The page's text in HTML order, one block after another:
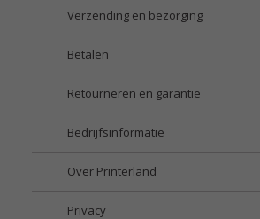
Verzending en bezorging
Betalen
Retourneren en garantie
Bedrijfsinformatie
Over Printerland
Privacy